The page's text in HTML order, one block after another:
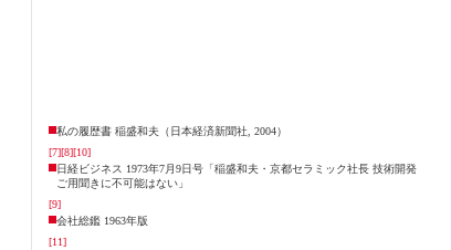
私の履歴書 稲盛和夫（日本経済新聞社, 2004）
[7][8][10]
日経ビジネス 1973年7月9日号「稲盛和夫・京都セラミック社長 技術開発
ご用聞きに不可能はない」
[9]
会社総鑑 1963年版
[11]